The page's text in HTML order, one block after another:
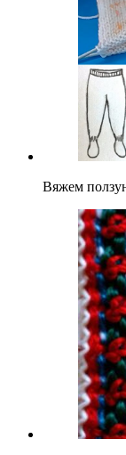
Вяжем